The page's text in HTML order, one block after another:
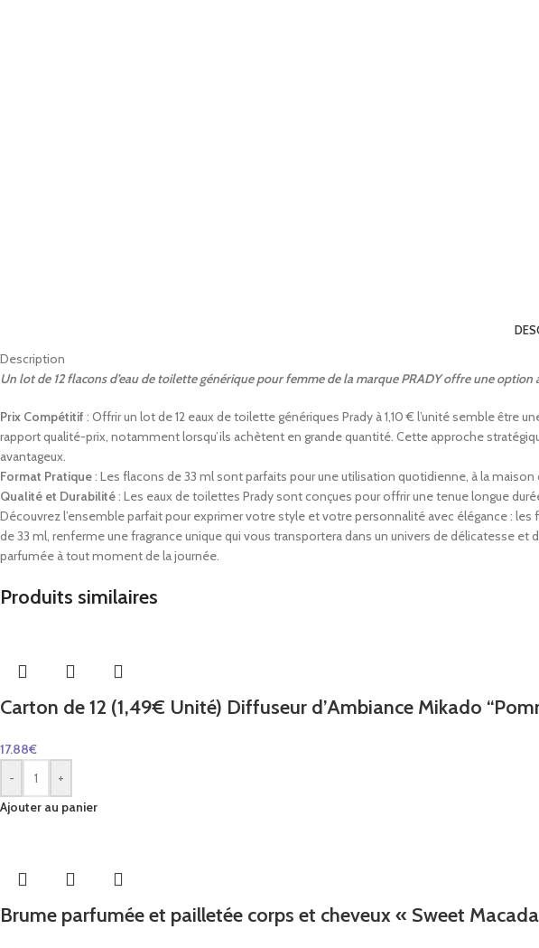
Description
Un lot de 12 flacons d’eau de toilette générique pour femme de la marque PRADY offre une
Prix Compétitif : Offrir un lot de 12 eaux de toilette génériques Prady à 1,10 € l’unité semble
rapport qualité-prix, notamment lorsqu’ils achètent en grande quantité. Cette approche
avantageux.
Format Pratique: Les flacons de 33 ml sont parfaits pour une utilisation quotidienne, à la
Qualité et Durabilité: Les eaux de toilettes Prady sont conçues pour offrir une tenue longue
Découvrez l’ensemble parfait pour exprimer votre style et votre personnalité avec élégance :
de 33 ml, renferme une fragrance unique qui vous transportera dans un univers de délicatesse
parfumée à tout moment de la journée.
Produits similaires
Carton de 12 (1,49€ Unité) Diffuseur d’Ambiance Mikado
17.88€
-
+
Ajouter au panier
Brume parfumée et pailletée corps et cheveux « Sweet